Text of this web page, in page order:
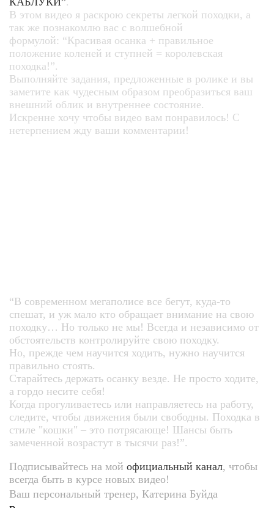
В этом видео я раскрою секреты легкой походки, а
так же познакомлю вас с волшебной
формулой: “Красивая осанка + правильное
положение коленей и ступней = королевская
походка!”.
Выполняйте задания, предложенные в ролике и вы
заметите как чудесным образом преобразиться ваш
внешний облик и внутреннее состояние.
Искренне хочу чтобы видео вам понравилось! С
нетерпением жду ваши комментарии!
“В современном мегаполисе все бегут, куда-то
спешат, и уж мало кто обращает внимание на свою
походку… Но только не мы! Всегда и независимо от
обстоятельств контролируйте свою походку.
Но, прежде чем научится ходить, нужно научится
правильно стоять.
Старайтесь держать осанку везде. Не просто ходите,
а гордо несите себя!
Когда прогуливаетесь или направляетесь на работу,
следите, чтобы движения были свободны. Походка в
стиле "кошки" – это потрясающе! Шансы быть
замеченной возрастут в тысячи раз!”.
Подписывайтесь на мой официальный канал, чтобы
всегда быть в курсе новых видео!
Ваш персональный тренер, Катерина Буйда